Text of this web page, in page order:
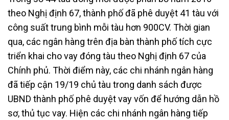
theo Nghị định 67, thành phố đã phê duyệt 41 tàu với
công suất trung bình mỗi tàu hơn 900CV. Thời gian
qua, các ngân hàng trên địa bàn thành phố tích cực
triển khai cho vay đóng tàu theo Nghị định 67 của
Chính phủ. Thời điểm này, các chi nhánh ngân hàng
đã tiếp cận 19/19 chủ tàu trong danh sách được
UBND thành phố phê duyệt vay vốn để hướng dẫn hồ
sơ, thủ tục vay. Hiện các chi nhánh ngân hàng tiếp